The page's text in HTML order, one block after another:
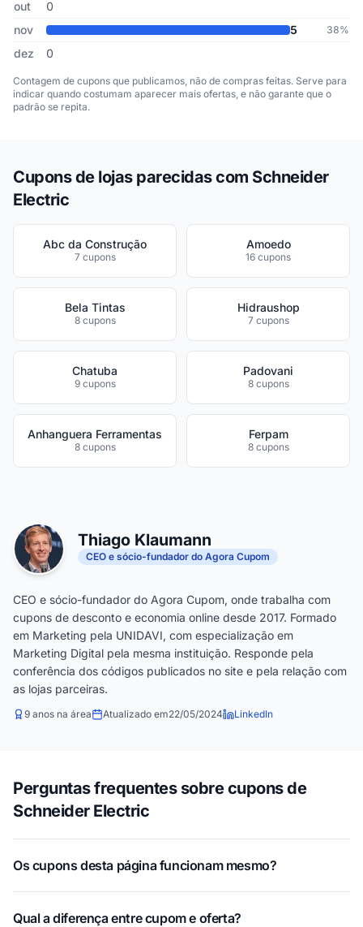
out
0
nov
5 38%
dez 0
Contagem de cupons que publicamos, não de compras feitas. Serve para
indicar quando costumam aparecer mais ofertas, e não garante que o
padrão se repita.
Cupons de lojas parecidas com Schneider
Electric
Abc da Construção
7 cupons
Amoedo
16 cupons
Bela Tintas
8 cupons
Hidraushop
7 cupons
Chatuba
9 cupons
Padovani
8 cupons
Anhanguera Ferramentas
8 cupons
Ferpam
8 cupons
Thiago Klaumann
CEO e sócio-fundador do Agora Cupom
CEO e sócio-fundador do Agora Cupom, onde trabalha com
cupons de desconto e economia online desde 2017. Formado
em Marketing pela UNIDAVI, com especialização em
Marketing Digital pela mesma instituição. Responde pela
conferência dos códigos publicados no site e pela relação com
as lojas parceiras.
9 anos na área Atualizado em22/05/2024 LinkedIn
Perguntas frequentes sobre cupons de
Schneider Electric
Os cupons desta página funcionam mesmo?
Qual a diferença entre cupom e oferta?